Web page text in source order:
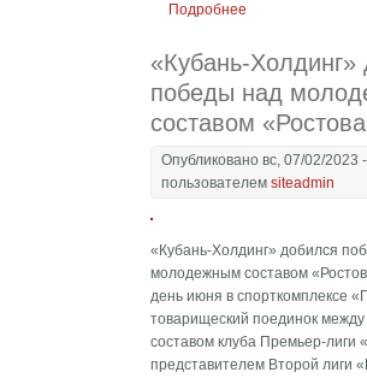
Подробнее
«Кубань-Холдинг»
победы над
составом
Опубликовано вс, 07/02/2023
пользователемsiteadmin
«Кубань-Холдинг» добился
молодежным составом
день июня в спорткомплексе
товарищеский поединок
составом клуба Премьер-лиги
представителем Второй лиги